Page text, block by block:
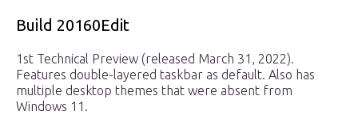
Build 20160Edit
1st Technical Preview (released March 31, 2022).
Features double-layered taskbar as default. Also has
multiple desktop themes that were absent from
Windows 11.